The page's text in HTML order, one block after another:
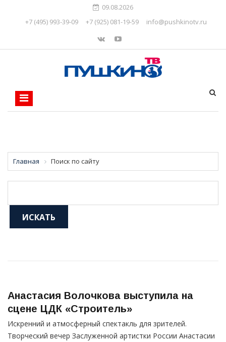
09.08.2026
+7 (495) 993-39-09
+7 (925) 081-19-59 info@pushkinotv.ru
Главная Поиск по сайту
Анастасия Волочкова выступила на
сцене ЦДК «Строитель»
Искренний и атмосферный спектакль для зрителей.
Творческий вечер Заслуженной артистки России Анастасии